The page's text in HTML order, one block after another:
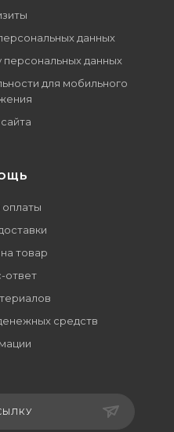
данных
персональных данных
для мобильного
оплаты
товар
ответ
средств